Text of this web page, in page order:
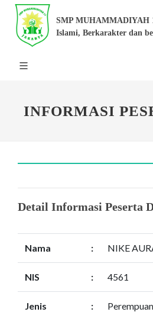
SMP MUHAMMADIYAH
Islami, Berkarakter dan
INFORMASI
Detail Informasi Peserta
Nama : NIKE
NIS : 4561
Jenis
: Perempuan